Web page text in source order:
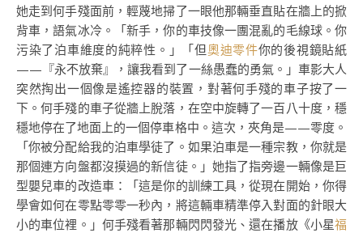
她走到何手殘面前，輕蔑地掃了一眼他那輛垂直貼在牆上的掀
背車，語氣冰冷。「新手，你的車技像一團混亂的毛線球。你
污染了泊車維度的純粹性。」「但奧迪零件你的後視鏡貼紙
——『永不放棄』，讓我看到了一絲愚蠢的勇氣。」車影大人
突然掏出一個像是遙控器的裝置，對著何手殘的車子按了一
下。何手殘的車子從牆上脫落，在空中旋轉了一百八十度，穩
穩地停在了地面上的一個停車格中。這次，夾角是——零度。
「你被分配給我的泊車學徒了。如果泊車是一種宗教，你就是
那個連方向盤都沒摸過的新信徒。」她指了指旁邊一輛像是巨
型嬰兒車的改造車：「這是你的訓練工具，從現在開始，你得
學會如何在零點零零一秒內，將這輛車精準停入對面的針眼大
小的車位裡。」何手殘看著那輛閃閃發光、還在播放《小星福